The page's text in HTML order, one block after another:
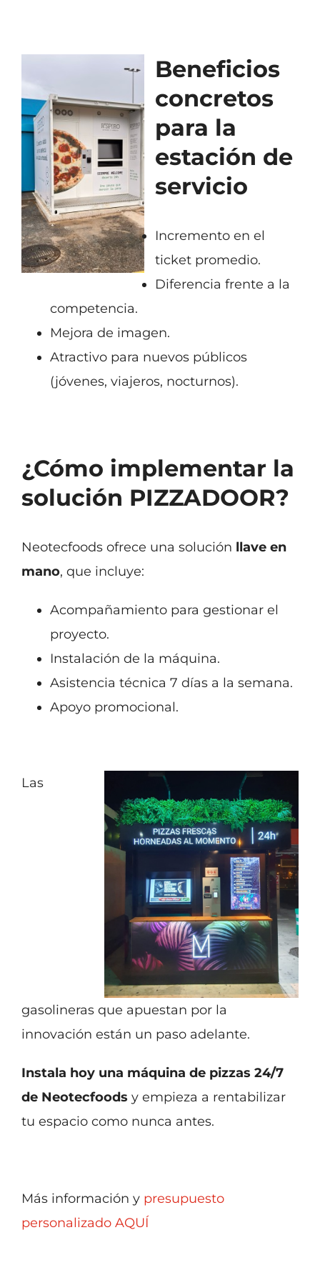
Beneficios
concretos
para la
estación de
servicio
Incremento en el
ticket promedio.
Diferencia frente a la
competencia.
Mejora de imagen.
Atractivo para nuevos públicos
(jóvenes, viajeros, nocturnos).
¿Cómo implementar la
solución PIZZADOOR?
Neotecfoods ofrece una solución llave en
mano, que incluye:
Acompañamiento para gestionar el
proyecto.
Instalación de la máquina.
Asistencia técnica 7 días a la semana.
Apoyo promocional.
Las
gasolineras que apuestan por la
innovación están un paso adelante.
Instala hoy una máquina de pizzas 24/7
de Neotecfoods y empieza a rentabilizar
tu espacio como nunca antes.
Más información y presupuesto
personalizado AQUÍ